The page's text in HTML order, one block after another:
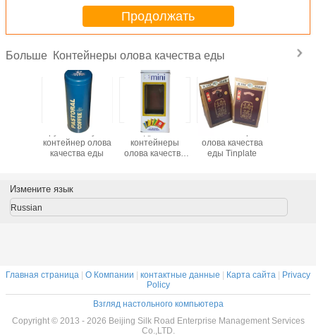
Продолжать
Больше Контейнеры олова качества еды
с
Круглый голубой
контейнер олова
качества еды
Квадратные
контейнеры
олова качества
олова качества
еды Tinplate
Измените язык
Russian
Главная страница О Компании контактные данные Карта сайта
Privacy
Policy
Взгляд настольного компьютера
Copyright © 2013 - 2026 Beijing Silk Road Enterprise Management Services
Co.,LTD.